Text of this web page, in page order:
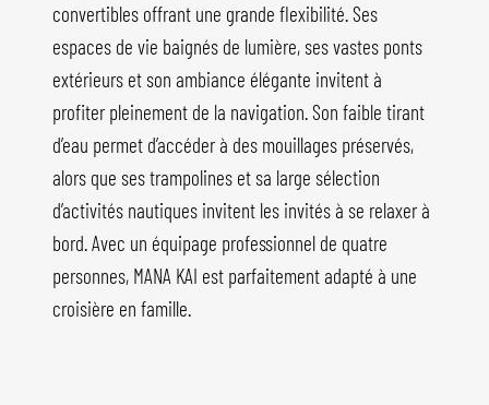
convertibles offrant une grande flexibilité. Ses
espaces de vie baignés de lumière, ses vastes ponts
extérieurs et son ambiance élégante invitent à
profiter pleinement de la navigation. Son faible tirant
d’eau permet d’accéder à des mouillages préservés,
alors que ses trampolines et sa large sélection
d’activités nautiques invitent les invités à se relaxer à
bord. Avec un équipage professionnel de quatre
personnes, MANA KAI est parfaitement adapté à une
croisière en famille.